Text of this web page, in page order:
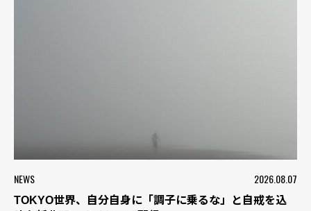
NEWS 2026.08.07
TOKYO世界、自分自身に「調子に乗るな」と自戒を込